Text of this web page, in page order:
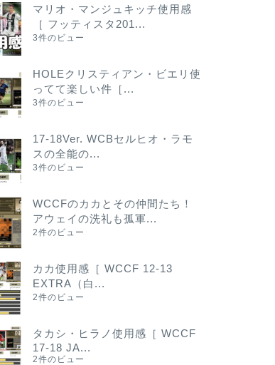
マリオ・マンジュキッチ使用感
［ フッティスタ201...
3件のビュー
HOLEクリスティアン・ビエリ使
ってて楽しい件［...
3件のビュー
17-18Ver. WCBセルヒオ・ラモ
スの全能の...
3件のビュー
WCCFのカカとその仲間たち！
アウェイの洗礼も孤軍...
2件のビュー
カカ使用感［ WCCF 12-13
EXTRA（白...
2件のビュー
タカシ・ヒラノ使用感［ WCCF
17-18 JA...
2件のビュー